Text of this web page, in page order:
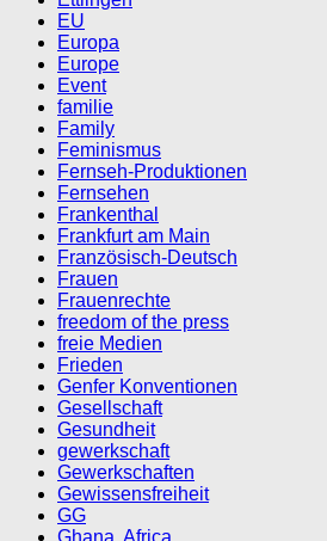
EU
Europa
Europe
Event
familie
Family
Feminismus
Fernseh-Produktionen
Fernsehen
Frankenthal
Frankfurt am Main
Französisch-Deutsch
Frauen
Frauenrechte
freedom of the press
freie Medien
Frieden
Genfer Konventionen
Gesellschaft
Gesundheit
gewerkschaft
Gewerkschaften
Gewissensfreiheit
GG
Ghana, Africa